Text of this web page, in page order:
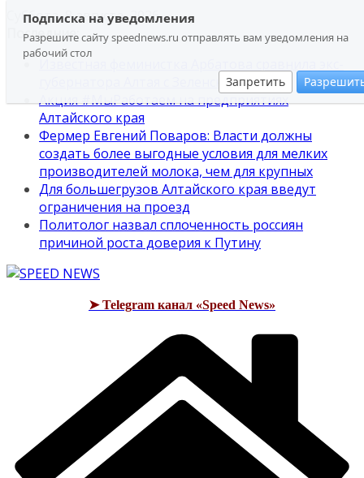
Подписка на уведомления
Разрешите сайту speednews.ru отправлять вам уведомления на
рабочий стол
Запретить
Перейти
содержимому
Суббота, 8 августа, 2026
Последние:
губернатора Алтая с Зеленским
Акция #МыРаботаем на предприятиях
Алтайского края
Фермер Евгений Поваров: Власти должны
создать более выгодные условия для мелких
производителей молока, чем для крупных
Для большегрузов Алтайского края введут
ограничения на проезд
Политолог назвал сплоченность россиян
причиной роста доверия к Путину
➤ Telegram канал «Speed News»